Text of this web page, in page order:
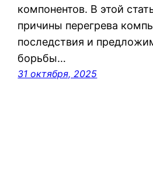
компонентов. В этой
причины перегрева
последствия и
борьбы…
31 октября, 2025